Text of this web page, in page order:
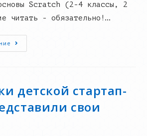
Scratch (2-4 классы, 2
читать - обязательно!…
IT-
Куб
детской стартап-
свои